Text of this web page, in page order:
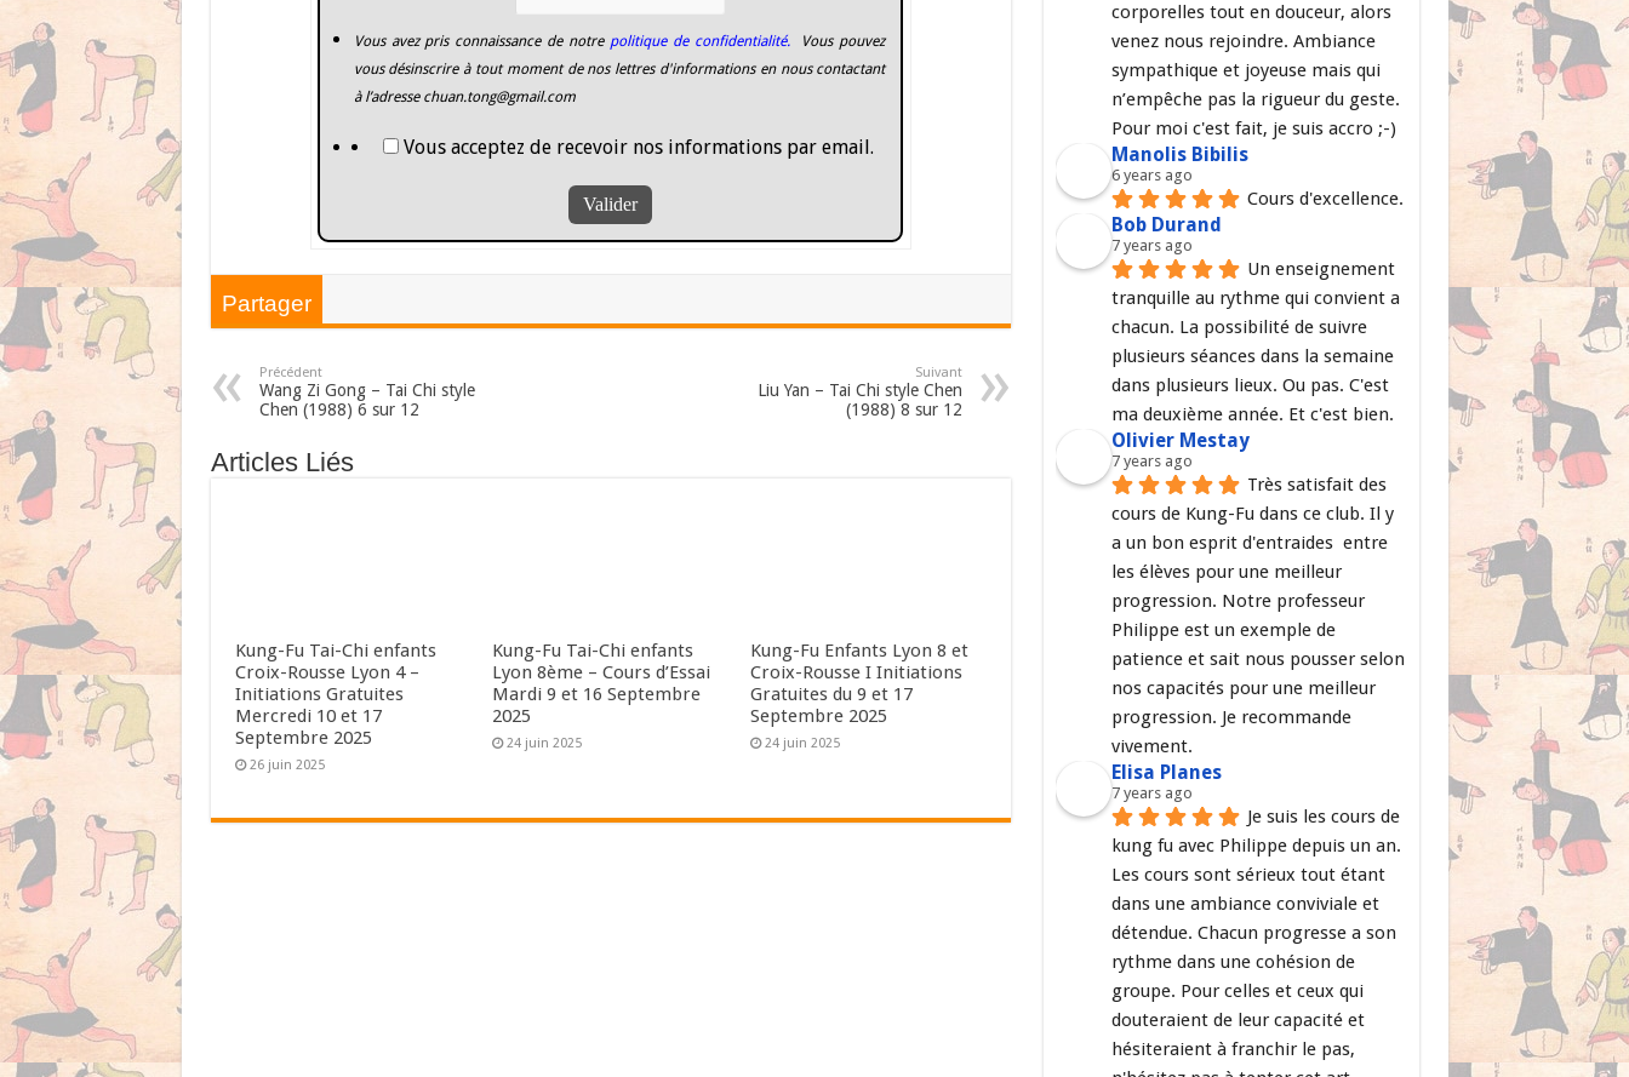
Vous avez pris connaissance de notrepolitique de confidentialité.
Vous pouvez
vous désinscrire à tout moment de nos lettres d'informations en nous contactant
à l’adresse chuan.tong@gmail.com
Vous acceptez de recevoir nos informations par email.
Partager
Précédent
Wang Zi Gong – Tai Chi style
Chen (1988) 6 sur 12
Suivant
Liu Yan – Tai Chi style Chen
(1988) 8 sur 12
Articles Liés
Kung-Fu Tai-Chi enfants
Croix-Rousse Lyon 4 –
Initiations Gratuites
Mercredi 10 et 17
Septembre 2025
26 juin 2025
Kung-Fu Tai-Chi enfants
Lyon 8ème – Cours d’Essai
Mardi 9 et 16 Septembre
2025
24 juin 2025
Kung-Fu Enfants Lyon 8 et
Croix-Rousse I Initiations
Gratuites du 9 et 17
Septembre 2025
24 juin 2025
corporelles tout en douceur, alors
venez nous rejoindre. Ambiance
sympathique et joyeuse mais qui
n’empêche pas la rigueur du geste.
Pour moi c'est fait, je suis accro ;-)
Manolis Bibilis
6 years ago
Cours d'excellence.
Bob Durand
7 years ago
Un enseignement
tranquille au rythme qui convient a
chacun. La possibilité de suivre
plusieurs séances dans la semaine
dans plusieurs lieux. Ou pas. C'est
ma deuxième année. Et c'est bien.
Olivier Mestay
7 years ago
Très satisfait des
cours de Kung-Fu dans ce club. Il y
a un bon esprit d'entraides  entre
les élèves pour une meilleur
progression. Notre professeur
Philippe est un exemple de
patience et sait nous pousser selon
nos capacités pour une meilleur
progression. Je recommande
vivement.
Elisa Planes
7 years ago
Je suis les cours de
kung fu avec Philippe depuis un an.
Les cours sont sérieux tout étant
dans une ambiance conviviale et
détendue. Chacun progresse a son
rythme dans une cohésion de
groupe. Pour celles et ceux qui
douteraient de leur capacité et
hésiteraient à franchir le pas,